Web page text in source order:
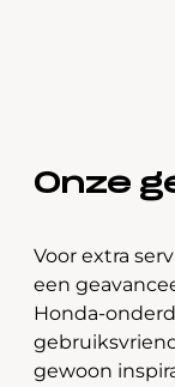
Onze
Voor extra
een
Honda-
gewoon